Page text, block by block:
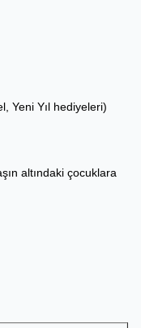
Yeni Yıl hediyeleri)
altındaki çocuklara